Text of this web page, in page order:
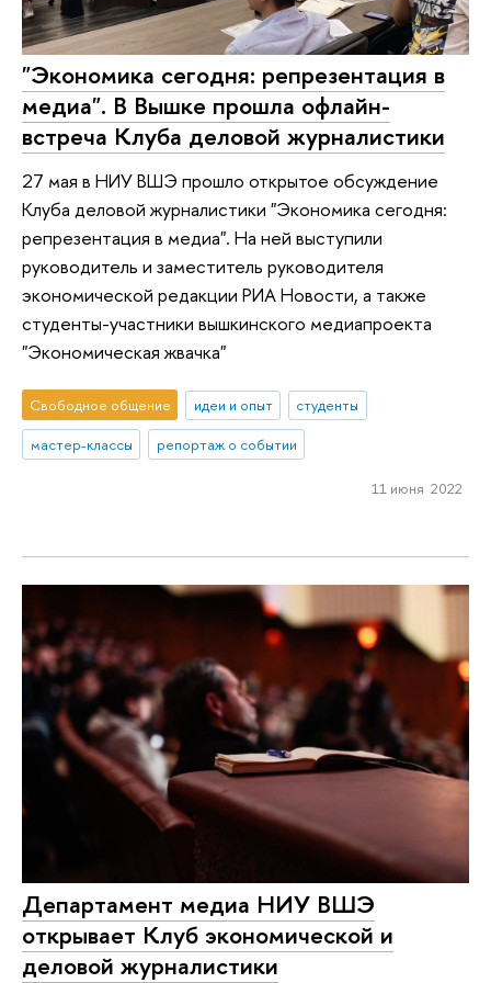
"Экономика сегодня: репрезентация в
медиа". В Вышке прошла офлайн-
встреча Клуба деловой журналистики
27 мая в НИУ ВШЭ прошло открытое обсуждение
Клуба деловой журналистики "Экономика сегодня:
репрезентация в медиа". На ней выступили
руководитель и заместитель руководителя
экономической редакции РИА Новости, а также
студенты-участники вышкинского медиапроекта
"Экономическая жвачка"
Свободное общение идеи и опыт
студенты
мастер-классы
репортаж о событии
11 июня 2022
Департамент медиа НИУ ВШЭ
открывает Клуб экономической и
деловой журналистики